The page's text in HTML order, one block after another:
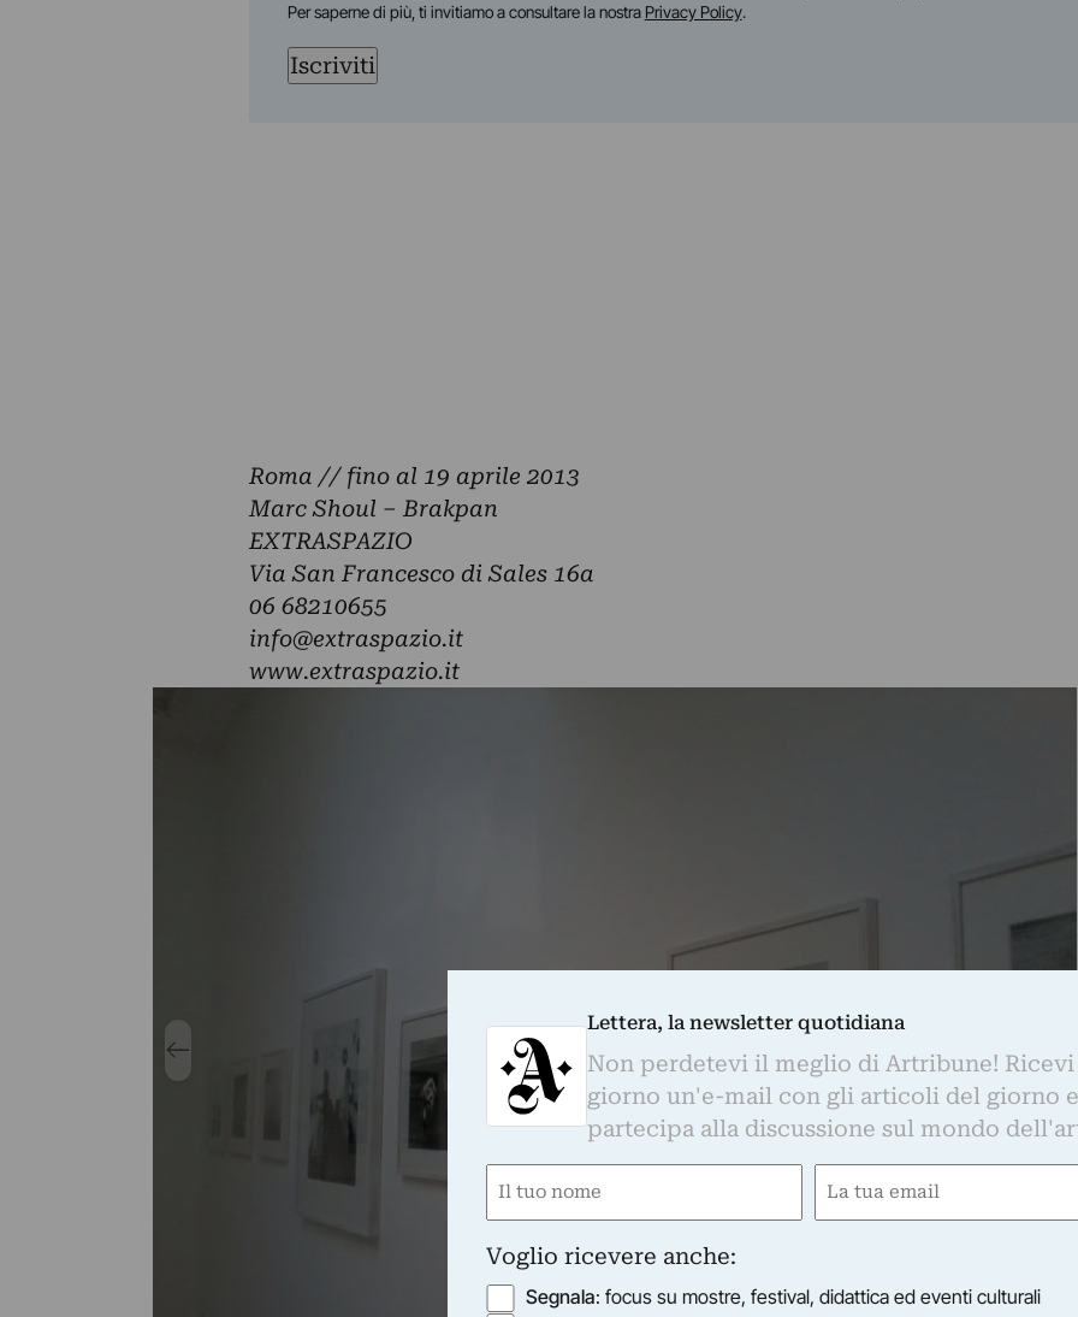
Per saperne di più, ti invitiamo a consultare la nostra Privacy Policy.
Iscriviti
Roma // fino al 19 aprile 2013
Marc Shoul – Brakpan
EXTRASPAZIO
Via San Francesco di Sales 16a
06 68210655
info@extraspazio.it
www.extraspazio.it
Lettera, la newsletter quotidiana
Non perdetevi il meglio di Artribune!
giorno un'e-mail con gli articoli del giorno
partecipa alla discussione sul mondo
Nome
Email
Voglio ricevere anche:
Segnala: focus su mostre, festival, didattica ed eventi culturali